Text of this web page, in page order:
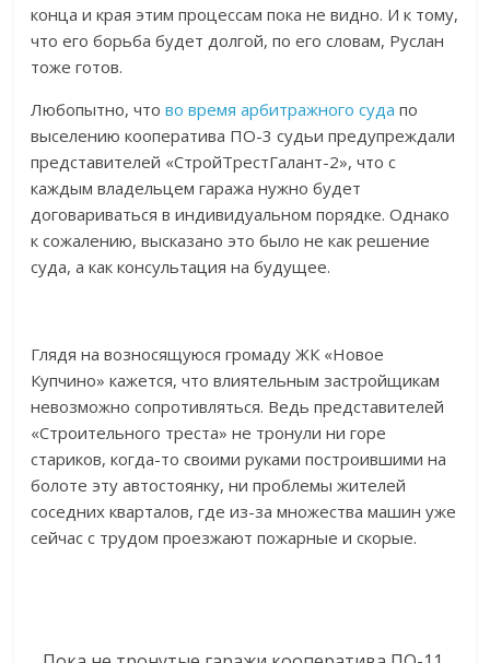
конца и края этим процессам пока не видно. И к тому,
что его борьба будет долгой, по его словам, Руслан
тоже готов.
Любопытно, чтово время арбитражного суда по
выселению кооператива ПО-3 судьи предупреждали
представителей «СтройТрестГалант-2», что с
каждым владельцем гаража нужно будет
договариваться в индивидуальном порядке. Однако
к сожалению, высказано это было не как решение
суда, а как консультация на будущее.
Глядя на возносящуюся громаду ЖК «Новое
Купчино» кажется, что влиятельным застройщикам
невозможно сопротивляться. Ведь представителей
«Строительного треста» не тронули ни горе
стариков, когда-то своими руками построившими на
болоте эту автостоянку, ни проблемы жителей
соседних кварталов, где из-за множества машин уже
сейчас с трудом проезжают пожарные и скорые.